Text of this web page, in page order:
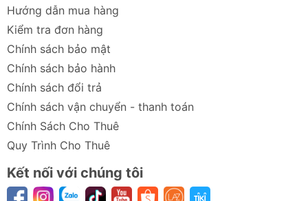
Hướng dẫn mua hàng
Kiểm tra đơn hàng
Chính sách bảo mật
Chính sách bảo hành
Chính sách đổi trả
Chính sách vận chuyển - thanh toán
Chính Sách Cho Thuê
Quy Trình Cho Thuê
Kết nối với chúng tôi